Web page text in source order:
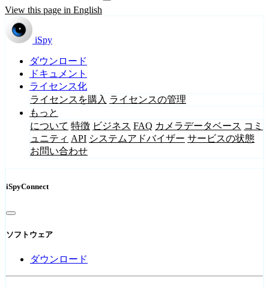
View this page in English
iSpy
ダウンロード
ドキュメント
ライセンス化
ライセンスを購入 ライセンスの管理
もっと
について 特徴 ビジネス FAQ カメラデータベース コミ
ュニティ API システムアドバイザー サービスの状態
お問い合わせ
iSpyConnect
ソフトウェア
ダウンロード